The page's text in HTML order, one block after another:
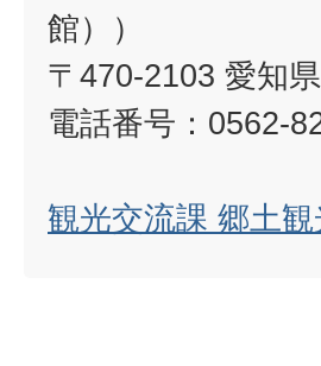
館））
〒470-2103 愛知
電話番号：0562-
観光交流課 郷土